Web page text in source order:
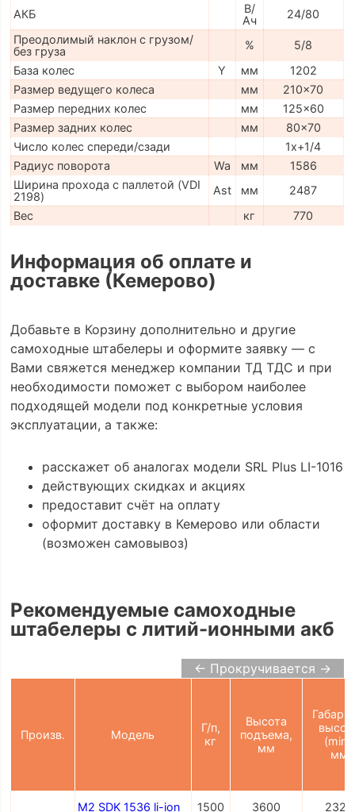
АКБ
В/
Ач
24/80
Преодолимый наклон с грузом/
без груза
%
5/8
База колес
Y мм
1202
Размер ведущего колеса
мм
210x70
Размер передних колес
мм
125x60
Размер задних колес
мм
80x70
Число колес спереди/сзади
1x+1/4
Радиус поворота
Wa мм
1586
Ширина прохода с паллетой (VDI
2198)
Ast мм
2487
Вес
кг 770
Информация об оплате и
доставке (Кемерово)
Добавьте в Корзину дополнительно и другие
самоходные штабелеры и оформите заявку — с
Вами свяжется менеджер компании ТД ТДС и при
необходимости поможет с выбором наиболее
подходящей модели под конкретные условия
эксплуатации, а также:
расскажет об аналогах модели SRL Plus LI-1016
действующих скидках и акциях
предоставит счёт на оплату
оформит доставку в Кемерово или области
(возможен самовывоз)
Рекомендуемые самоходные
штабелеры с литий-ионными акб
← Прокручивается →
Произв. Модель
Г/п,
кг
Высота
подъема,
мм
(min),
мм
M2 SDK 1536 li-ion 1500 3600 2327